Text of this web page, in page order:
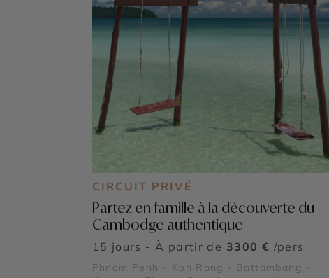
CIRCUIT PRIVÉ
Partez en famille à la découverte du
Cambodge authentique
15 jours - À partir de 3300 € /pers
Phnom Penh - Koh Rong - Battambang -